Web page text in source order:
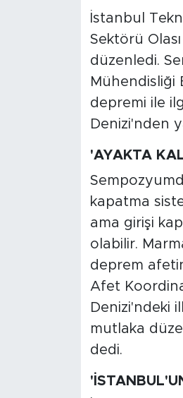
İstanbul
Sektörü
düzenledi.
Mühendisliği
depremi ile
Denizi'nden
'AYAKTA
kapatma
ama girişi
olabilir.
deprem
Afet
Denizi'ndeki
mutlaka
dedi.
MEDYA KÖŞESİ
FOTO GALERİ
VİDEOLAR
ALINTI YAZARLAR
SOSYAL MEDYA